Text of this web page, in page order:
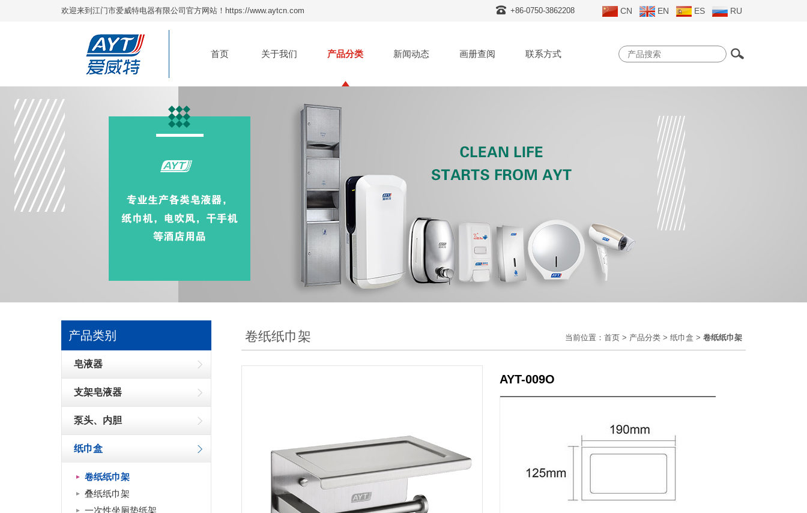
欢迎来到江门市爱威特电器有限公司官方网站！https://www.aytcn.com +86-0750-3862208 CN EN ES RU
首页 关于我们 产品分类 新闻动态 画册查阅 联系方式
产品类别
皂液器
支架皂液器
泵头、内胆
纸巾盒
卷纸纸巾架
叠纸纸巾架
一次性坐厕垫纸架
卷纸纸巾架 当前位置： 首页 > 产品分类 > 纸巾盒 > 卷纸纸巾架
AYT-009O